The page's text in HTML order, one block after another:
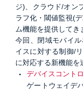
ジ)、クラウド/オン
ラフ化・閾値監視(
ム機能を提供してき
今回、閉域モバイ
イスに対する制御/
に対応する新機能を
デバイスコント
ゲートウェイデ